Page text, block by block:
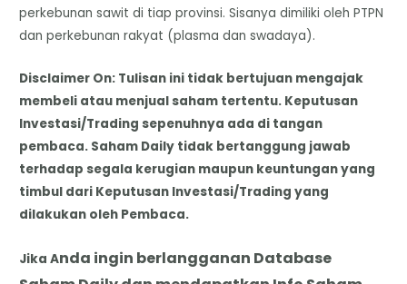
perkebunan sawit di tiap provinsi. Sisanya dimiliki oleh PTPN
dan perkebunan rakyat (plasma dan swadaya).
Disclaimer On: Tulisan ini tidak bertujuan mengajak
membeli atau menjual saham tertentu. Keputusan
Investasi/Trading sepenuhnya ada di tangan
pembaca. Saham Daily tidak bertanggung jawab
terhadap segala kerugian maupun keuntungan yang
timbul dari Keputusan Investasi/Trading yang
dilakukan oleh Pembaca.
Jika Anda ingin berlangganan Database